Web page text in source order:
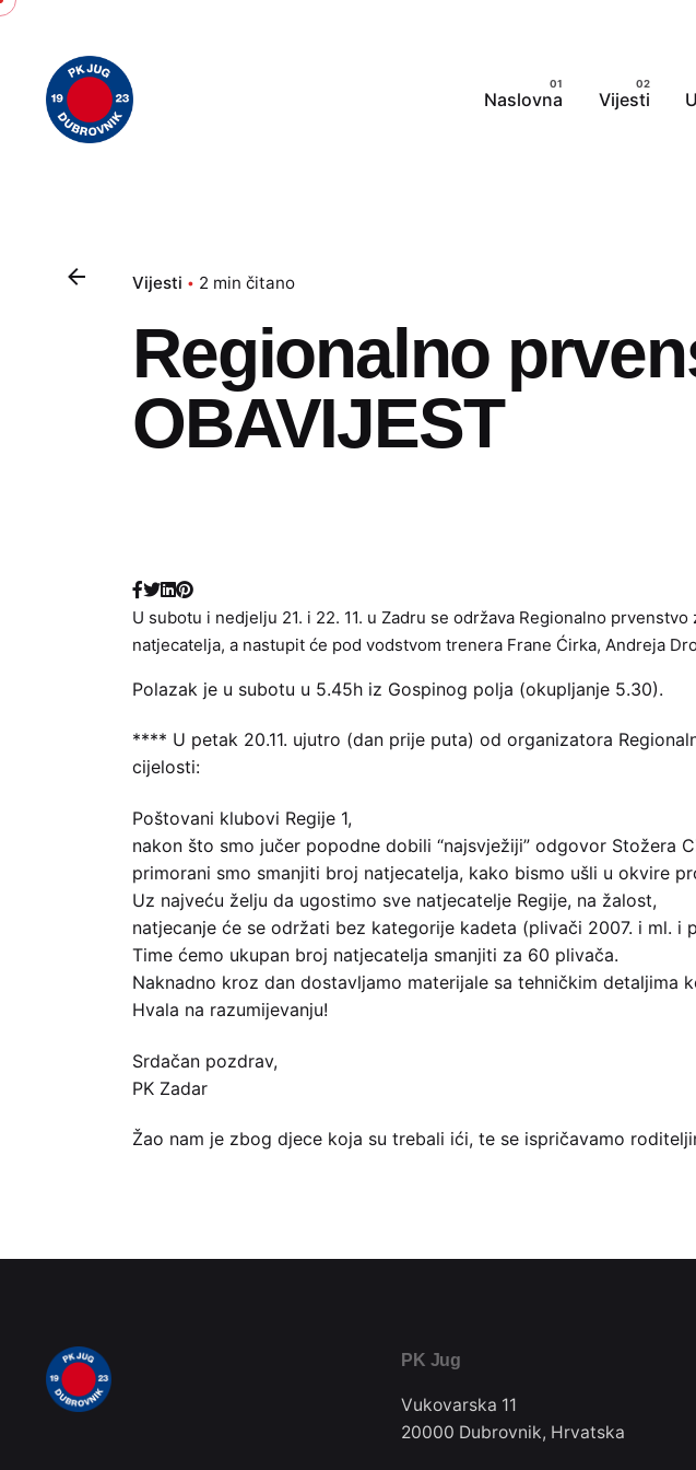
Skip
content
Naslovna
Vijesti
Vijesti 2 min čitano
Regionalno
OBAVIJEST
U subotu i nedjelju 21. i 22. 11. u Zadru se održava Regionalno
natjecatelja, a nastupit će pod vodstvom trenera Frane Ćirka, Andreja
Polazak je u subotu u 5.45h iz Gospinog polja (okupljanje 5.30).
**** U petak 20.11. ujutro (dan prije puta) od organizatora
cijelosti:
Poštovani klubovi Regije 1,
nakon što smo jučer popodne dobili “najsvježiji” odgovor Stožera
primorani smo smanjiti broj natjecatelja, kako bismo ušli u okvire
Uz najveću želju da ugostimo sve natjecatelje Regije, na žalost,
natjecanje će se održati bez kategorije kadeta (plivači 2007. i ml. i
Time ćemo ukupan broj natjecatelja smanjiti za 60 plivača.
Naknadno kroz dan dostavljamo materijale sa tehničkim detaljima
Hvala na razumijevanju!
Srdačan pozdrav,
PK Zadar
Žao nam je zbog djece koja su trebali ići, te se ispričavamo
PK Jug
Vukovarska 11
20000 Dubrovnik, Hrvatska